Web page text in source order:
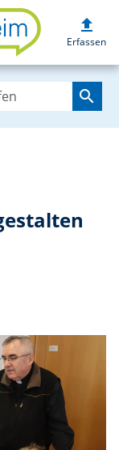
upload
Erfassen
search